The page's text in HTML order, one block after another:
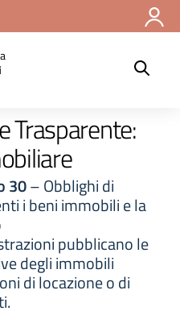
Trasparente:
30– Obblighi di
i beni immobili e la
pubblicano le
degli immobili
di locazione o di